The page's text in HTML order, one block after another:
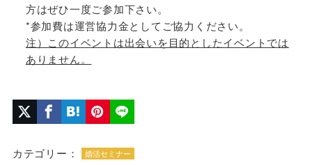
方はぜひ一度ご参加下さい。
*参加費は運営協力金としてご協力ください。
注）このイベントは出会いを目的としたイベントでは
ありません。
カテゴリー： 婚活セミナー